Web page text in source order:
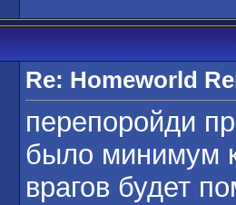
Re: Homeworld
перепоройди
было минимум
врагов будет